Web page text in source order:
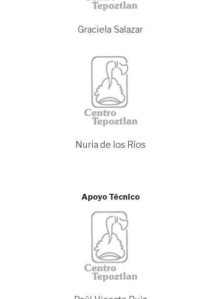
Graciela Salazar
Nuria de los Ríos
Apoyo Técnico